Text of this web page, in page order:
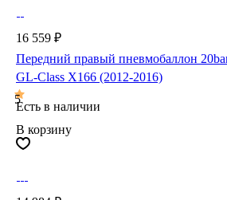
16 559 ₽
Передний правый пневмобаллон
GL-Class X166 (2012-2016)
5
Есть в наличии
В корзину